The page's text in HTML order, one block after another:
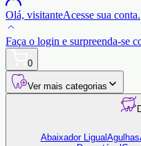
Olá, visitanteAcesse sua conta.
Faça o login e surpreenda-se
0
Ver mais categorias
Abaixador Ligual Agulhas